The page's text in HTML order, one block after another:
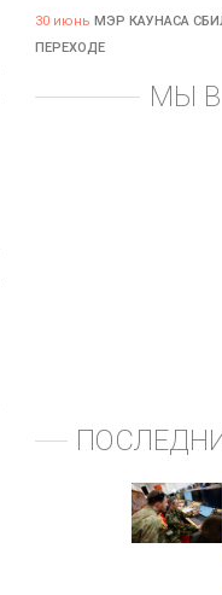
30 июнь МЭР КАУНАСА
ПЕРЕХОДЕ
МЫ В